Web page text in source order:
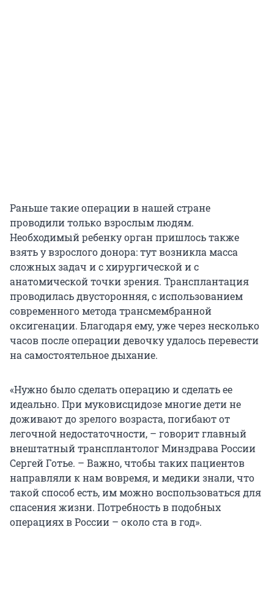
Раньше такие операции в нашей стране
проводили только взрослым людям.
Необходимый ребенку орган пришлось также
взять у взрослого донора: тут возникла масса
сложных задач и с хирургической и с
анатомической точки зрения. Трансплантация
проводилась двусторонняя, с использованием
современного метода трансмембранной
оксигенации. Благодаря ему, уже через несколько
часов после операции девочку удалось перевести
на самостоятельное дыхание.
«Нужно было сделать операцию и сделать ее
идеально. При муковисцидозе многие дети не
доживают до зрелого возраста, погибают от
легочной недостаточности, – говорит главный
внештатный трансплантолог Минздрава России
Сергей Готье. – Важно, чтобы таких пациентов
направляли к нам вовремя, и медики знали, что
такой способ есть, им можно воспользоваться для
спасения жизни. Потребность в подобных
операциях в России – около ста в год».